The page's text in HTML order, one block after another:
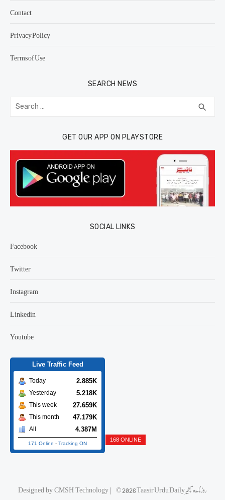
Contact
Privacy Policy
Terms of Use
SEARCH NEWS
Search
for: search
GET OUR APP ON PLAYSTORE
SOCIAL LINKS
Facebook
Twitter
Instagram
Linkedin
Youtube
Live Traffic Feed
Today 2.885K
Yesterday 5.218K
This week 27.659K
This month 47.179K
All 4.387M
171 Online - Tracking ON
168 ONLINE
Designed byCMSH Technology| © 2026 Taasir Urdu Daily روزنامه تاثیر